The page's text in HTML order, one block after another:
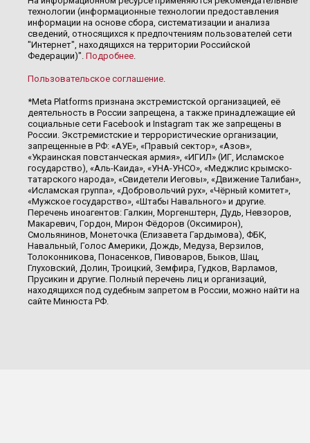
технологии (информационные технологии предоставления
информации на основе сбора, систематизации и анализа
сведений, относящихся к предпочтениям пользователей сети
"Интернет", находящихся на территории Российской
Федерации)". Подробнее.
Пользовательское соглашение.
*Meta Platforms признана экстремистской организацией, её
деятельность в России запрещена, а также принадлежащие ей
социальные сети Facebook и Instagram так же запрещены в
России. Экстремистские и террористические организации,
запрещенные в РФ: «АУЕ», «Правый сектор», «Азов»,
«Украинская повстанческая армия», «ИГИЛ» (ИГ, Исламское
государство), «Аль-Каида», «УНА-УНСО», «Меджлис крымско-
татарского народа», «Свидетели Иеговы», «Движение Талибан»,
«Исламская группа», «Добровольчий рух», «Чёрный комитет»,
«Мужское государство», «Штабы Навального» и другие.
Перечень иноагентов: Галкин, Моргенштерн, Дудь, Невзоров,
Макаревич, Гордон, Мирон Фёдоров (Оксимирон),
Смольянинов, Монеточка (Елизавета Гардымова), ФБК,
Навальный, Голос Америки, Дождь, Медуза, Верзилов,
Толоконникова, Понасенков, Пивоваров, Быков, Шац,
Глуховский, Долин, Троицкий, Земфира, Гудков, Варламов,
Прусикин и другие. Полный перечень лиц и организаций,
находящихся под судебным запретом в России, можно найти на
сайте Минюста РФ.